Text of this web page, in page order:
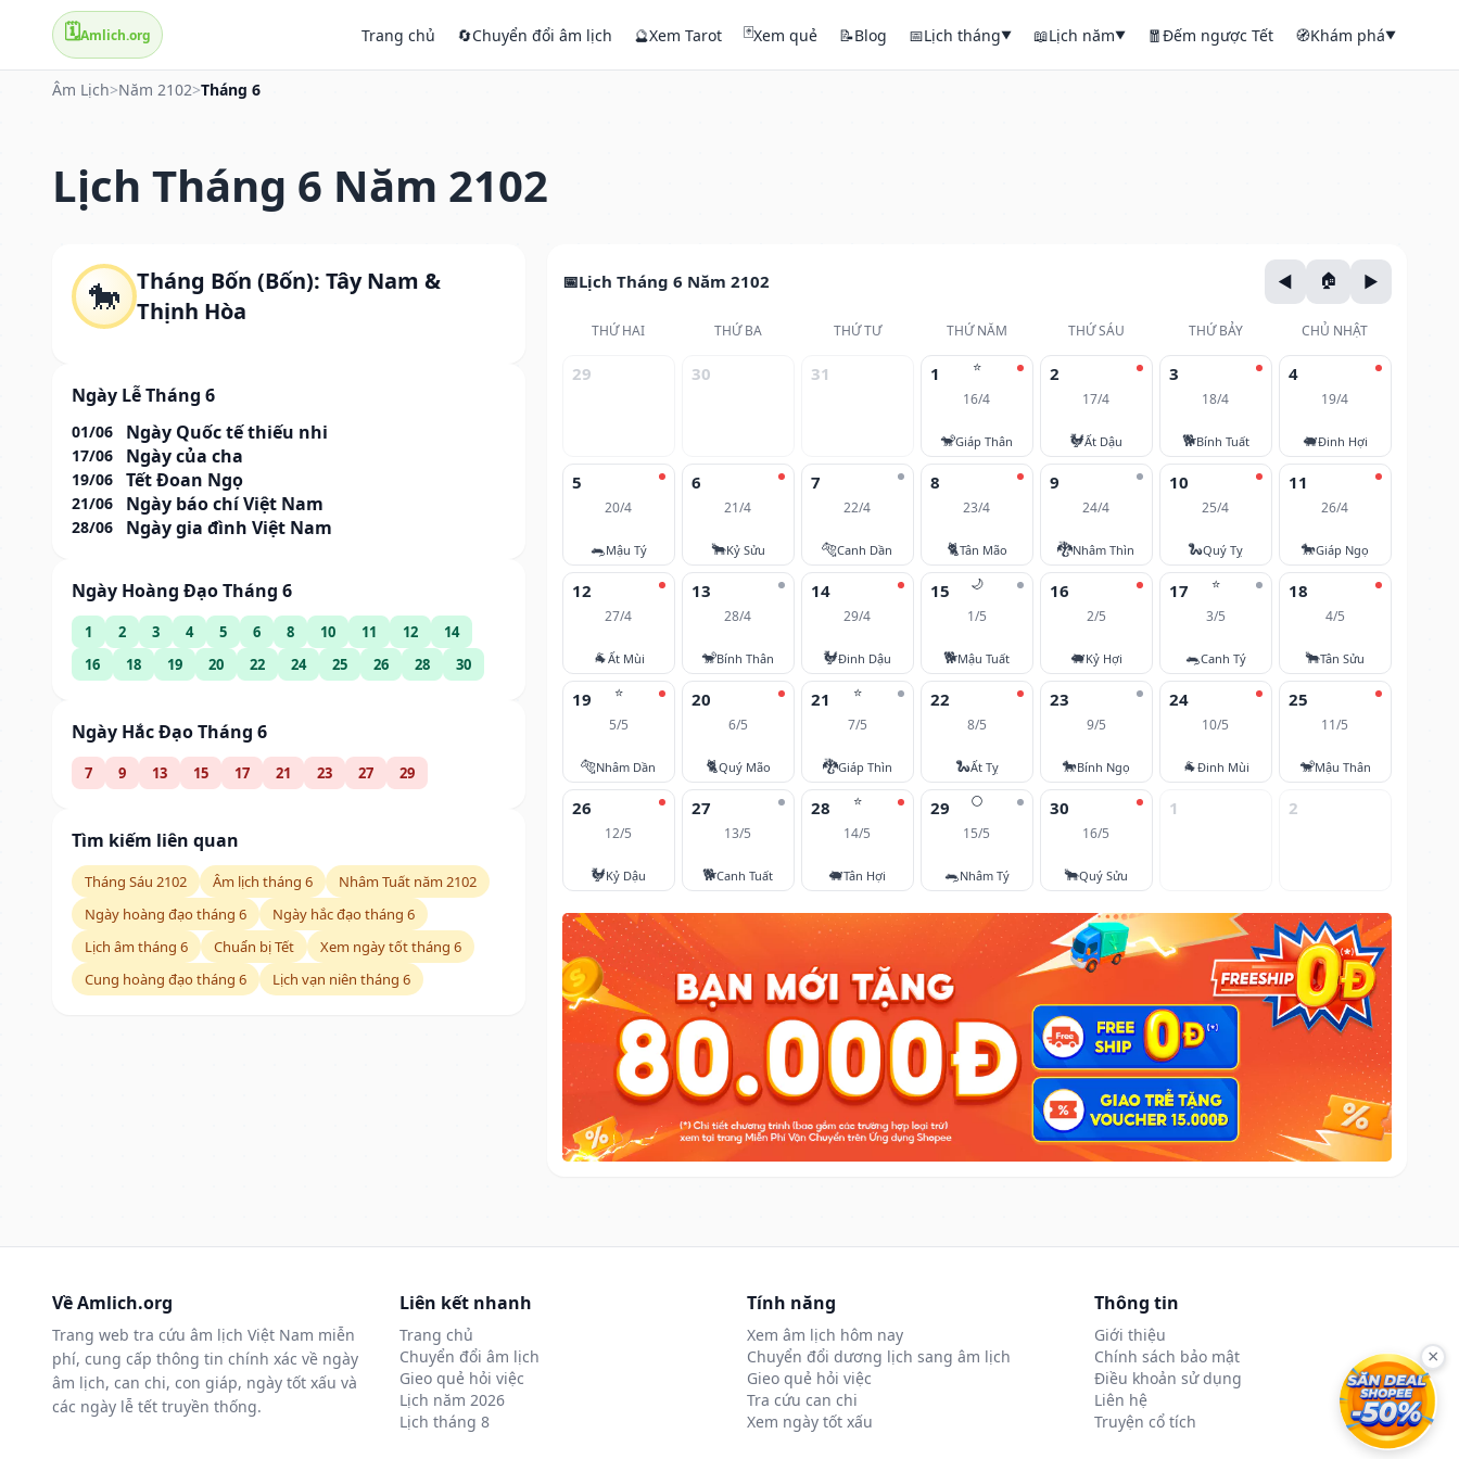
🗓️Amlich.org Trang chủ 🔄Chuyển đổi âm lịch 🔮Xem Tarot 🃏Xem quẻ 📝Blog 📅Lịch tháng▼ 📖Lịch năm▼ 🧧Đếm ngược Tết 🧭Khám phá▼
Âm Lịch>Năm 2102>Tháng 6
Lịch Tháng 6 Năm 2102
🐎 Tháng Bốn (Bốn): Tây Nam &
Thịnh Hòa
Ngày Lễ Tháng 6
01/06 Ngày Quốc tế thiếu nhi
17/06 Ngày của cha
19/06 Tết Đoan Ngọ
21/06 Ngày báo chí Việt Nam
28/06 Ngày gia đình Việt Nam
Ngày Hoàng Đạo Tháng 6
1 2 3 4 5 6 8 10 11 12
14
16
18 19 20 22 24 25 26 28 30
Ngày Hắc Đạo Tháng 6
7 9 13 15 17 21 23 27 29
Tìm kiếm liên quan
Tháng Sáu 2102 Âm lịch tháng 6
Nhâm Tuất năm 2102
Ngày hoàng đạo tháng 6
Ngày hắc đạo tháng 6
Lịch âm tháng 6
Chuẩn bị Tết
Xem ngày tốt tháng 6
Cung hoàng đạo tháng 6
Lịch vạn niên tháng 6
Lịch Tháng 6 Năm 2102
THỨ HAI THỨ BA THỨ TƯ THỨ NĂM THỨ SÁU THỨ BẢY CHỦ NHẬT
29 30 31 ⭐
1
16/4
🐒Giáp Thân
2
17/4
🐓Ất Dậu
3
18/4
🐕Bính Tuất
4
19/4
🐖Đinh Hợi
5
20/4
🐀Mậu Tý
6
21/4
🐂Kỷ Sửu
7
22/4
🐅Canh Dần
8
23/4
🐈Tân Mão
9
24/4
🐉Nhâm Thìn
10
25/4
🐍Quý Tỵ
11
26/4
🐎Giáp Ngọ
12
27/4
🐐Ất Mùi
13
28/4
🐒Bính Thân
14
29/4
🐓Đinh Dậu
🌙
15
1/5
🐕Mậu Tuất
16
2/5
🐖Kỷ Hợi
⭐
17
3/5
🐀Canh Tý
18
4/5
🐂Tân Sửu
⭐
19
5/5
🐅Nhâm Dần
20
6/5
🐈Quý Mão
⭐
21
7/5
🐉Giáp Thìn
22
8/5
🐍Ất Tỵ
23
9/5
🐎Bính Ngọ
24
10/5
🐐Đinh Mùi
25
11/5
🐒Mậu Thân
26
12/5
🐓Kỷ Dậu
27
13/5
🐕Canh Tuất
⭐
28
14/5
🐖Tân Hợi
🌕
29
15/5
🐀Nhâm Tý
30
16/5
🐂Quý Sửu
1 2
Về Amlich.org
Trang web tra cứu âm lịch Việt Nam miễn
phí, cung cấp thông tin chính xác về ngày
âm lịch, can chi, con giáp, ngày tốt xấu và
các ngày lễ tết truyền thống.
Liên kết nhanh
Trang chủ
Chuyển đổi âm lịch
Gieo quẻ hỏi việc
Lịch năm 2026
Lịch tháng 8
Tính năng
Xem âm lịch hôm nay
Chuyển đổi dương lịch sang âm lịch
Gieo quẻ hỏi việc
Tra cứu can chi
Xem ngày tốt xấu
Thông tin
Giới thiệu
Chính sách bảo mật
Điều khoản sử dụng
Liên hệ
Truyện cổ tích
×